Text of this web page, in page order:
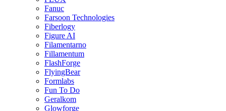
Fanuc
Farsoon Technologies
Fiberlogy
Figure AI
Filamentarno
Fillamentum
FlashForge
FlyingBear
Formlabs
Fun To Do
Geralkom
Glowforge